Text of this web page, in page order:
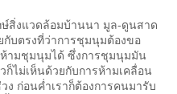
ษ์สิ่งแวดล้อมบ้านนา มูล-ดูนสาด
กับตรงที่ว่าการชุมนุมต้องขอ
ามชุมนุมได้ ซึ่งการชุมนุมมัน
ไม่เห็นด้วยกับการห้ามเคลื่อน
ง ก่อนค่ำเราก็ต้องการคนมารับ